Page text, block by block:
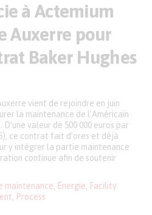
à Actemium
Auxerre pour
Baker Hughes
maintenance Énergie
Facility
Process
vient de rejoindre en juin
la maintenance de l’Américain
valeur de 500 000 euros par
ce contrat fait d’ores et déjà
y intégrer la partie maintenance
continue afin de soutenir